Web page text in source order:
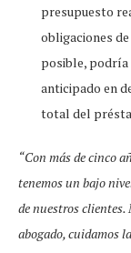
presupuesto
obligaciones
posible, podría
anticipado en
total del
“Con más de cinco
tenemos un bajo
de nuestros clientes.
abogado, cuidamos